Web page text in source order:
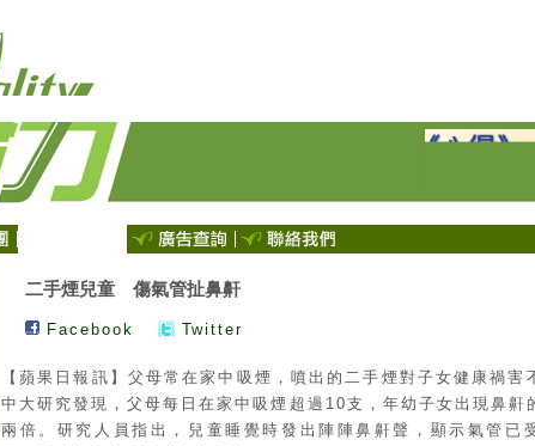
二手煙兒童 傷氣管扯鼻鼾
Facebook Twitter
【蘋果日報訊】父母常在家中吸煙，噴出的二手煙對子女健康禍害
中大研究發現，父母每日在家中吸煙超過10支，年幼子女出現鼻鼾
兩倍。研究人員指出，兒童睡覺時發出陣陣鼻鼾聲，顯示氣管已